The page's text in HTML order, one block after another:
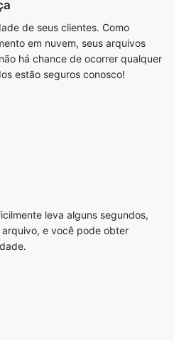
de seus clientes. Como
em nuvem, seus arquivos
há chance de ocorrer qualquer
estão seguros conosco!
leva alguns segundos,
e você pode obter